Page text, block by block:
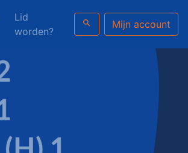
Lid
worden?
search Mijn account